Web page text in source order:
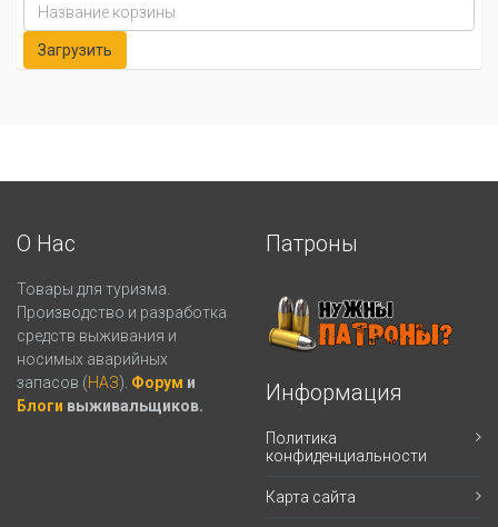
О Нас
Товары для туризма.
Производство и разработка
средств выживания и
носимых аварийных
запасов (НАЗ). Форум и
Блоги выживальщиков.
Патроны
Информация
Политика
конфиденциальности
Карта сайта